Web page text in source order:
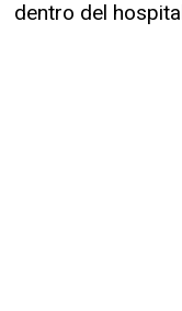
dentro del